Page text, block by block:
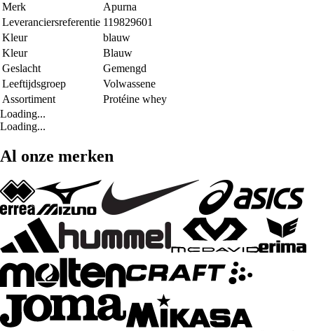
Merk
Apurna
Leveranciersreferentie 119829601
Kleur
blauw
Kleur
Blauw
Geslacht
Gemengd
Leeftijdsgroep
Volwassene
Assortiment
Protéine whey
Loading...
Loading...
Al onze merken